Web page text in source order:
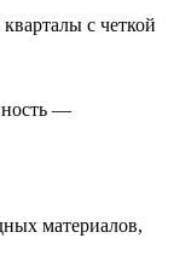
с четкой
—
материалов,